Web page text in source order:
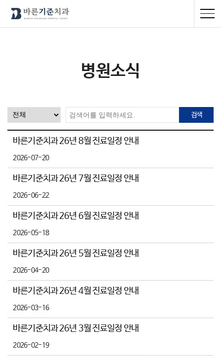
병원소식
검색
바른기준치과 26년 8월 진료일정 안내
2026-07-20
바른기준치과 26년 7월 진료일정 안내
2026-06-22
바른기준치과 26년 6월 진료일정 안내
2026-05-18
바른기준치과 26년 5월 진료일정 안내
2026-04-20
바른기준치과 26년 4월 진료일정 안내
2026-03-16
바른기준치과 26년 3월 진료일정 안내
2026-02-19